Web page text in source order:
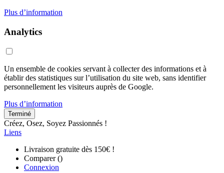
Plus d’information
Analytics
Un ensemble de cookies servant à collecter des informations et à
établir des statistiques sur l’utilisation du site web, sans identifier
personnellement les visiteurs auprès de Google.
Plus d’information
Terminé
Créez, Osez, Soyez Passionnés !
Liens
Livraison gratuite dès 150€ !
Comparer ()
Connexion